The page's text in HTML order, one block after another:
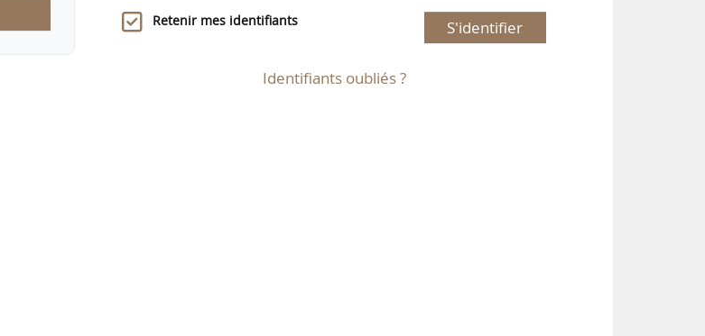
Retenir mes identifiants S'identifier
Identifiants oubliés ?